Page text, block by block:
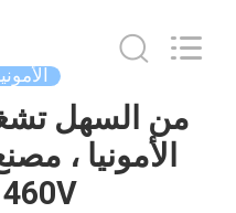
بيت
Technology
Co.,Ltd.
من السهل
الأمونيا ،